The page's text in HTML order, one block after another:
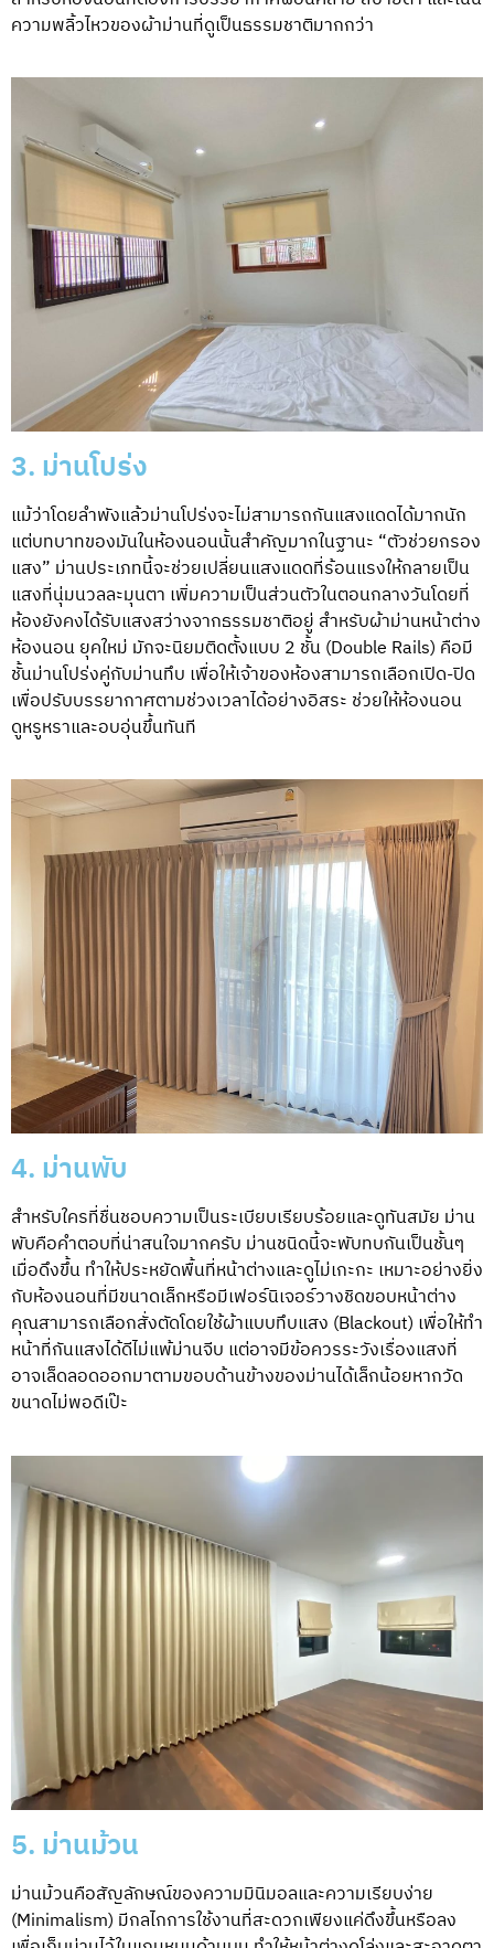
ความพลิ้วไหวของผ้าม่านที่ดูเป็นธรรมชาติมากกว่า
3. ม่านโปร่ง
แม้ว่าโดยลำพังแล้วม่านโปร่งจะไม่สามารถกันแสงแดดได้มากนัก
แต่บทบาทของมันในห้องนอนนั้นสำคัญมากในฐานะ “ตัวช่วยกรอง
แสง” ม่านประเภทนี้จะช่วยเปลี่ยนแสงแดดที่ร้อนแรงให้กลายเป็น
แสงที่นุ่มนวลละมุนตา เพิ่มความเป็นส่วนตัวในตอนกลางวันโดยที่
ห้องยังคงได้รับแสงสว่างจากธรรมชาติอยู่ สำหรับผ้าม่านหน้าต่าง
ห้องนอน ยุคใหม่ มักจะนิยมติดตั้งแบบ 2 ชั้น (Double Rails) คือมี
ชั้นม่านโปร่งคู่กับม่านทึบ เพื่อให้เจ้าของห้องสามารถเลือกเปิด-ปิด
เพื่อปรับบรรยากาศตามช่วงเวลาได้อย่างอิสระ ช่วยให้ห้องนอน
ดูหรูหราและอบอุ่นขึ้นทันที
4. ม่านพับ
สำหรับใครที่ชื่นชอบความเป็นระเบียบเรียบร้อยและดูทันสมัย ม่าน
พับคือคำตอบที่น่าสนใจมากครับ ม่านชนิดนี้จะพับทบกันเป็นชั้นๆ
เมื่อดึงขึ้น ทำให้ประหยัดพื้นที่หน้าต่างและดูไม่เกะกะ เหมาะอย่างยิ่ง
กับห้องนอนที่มีขนาดเล็กหรือมีเฟอร์นิเจอร์วางชิดขอบหน้าต่าง
คุณสามารถเลือกสั่งตัดโดยใช้ผ้าแบบทึบแสง (Blackout) เพื่อให้ทำ
หน้าที่กันแสงได้ดีไม่แพ้ม่านจีบ แต่อาจมีข้อควรระวังเรื่องแสงที่
อาจเล็ดลอดออกมาตามขอบด้านข้างของม่านได้เล็กน้อยหากวัด
ขนาดไม่พอดีเป๊ะ
5. ม่านม้วน
ม่านม้วนคือสัญลักษณ์ของความมินิมอลและความเรียบง่าย
(Minimalism) มีกลไกการใช้งานที่สะดวกเพียงแค่ดึงขึ้นหรือลง